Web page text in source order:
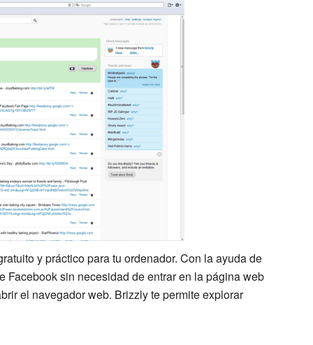
y práctico para tu ordenador. Con la ayuda de
Facebook sin necesidad de entrar en la página web
el navegador web. Brizzly te permite explorar